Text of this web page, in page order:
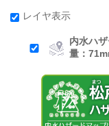
レイヤ表示
内水ハ
量：